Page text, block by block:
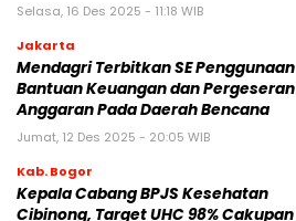
Selasa, 16 Des 2025 - 11:18 WIB
Jakarta
Mendagri Terbitkan SE Penggunaan
Bantuan Keuangan dan Pergeseran
Anggaran Pada Daerah Bencana
Jumat, 12 Des 2025 - 20:05 WIB
Kab. Bogor
Kepala Cabang BPJS Kesehatan
Cibinong, Target UHC 98% Cakupan